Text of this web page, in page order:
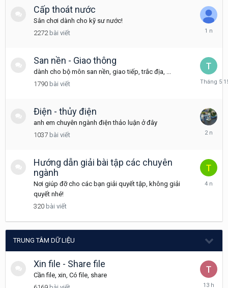
2025
Cấp thoát nước
Sân chơi dành cho kỹ sư nước!
2272 bài viết
Tháng
2025
San nền - Giao thông
dành cho bộ môn san nền, giao tiếp, trắc địa, ...
1790 bài viết
Tháng
Điện - thủy điện
anh em chuyên ngành điện thảo luận ở đây
1037 bài viết
Tháng
2023
Hướng dẫn giải bài tập các chuyên
ngành
Nơi giúp đỡ cho các bạn giải quyết tập, không giải
quyết nhé!
320 bài viết
Tháng
TRUNG TÂM DỮ LIỆU
Xin file - Share file
Cần file, xin, Có file, share
13